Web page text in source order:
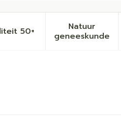
categorie
en vitamines categorie
Zwangerschap en
50+
Toon submenu voor
Natuur
geneeskunde
Toon